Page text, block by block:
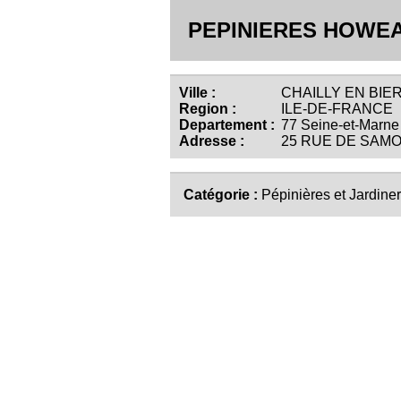
PEPINIERES
Ville :
CHAILLY EN
Region :
ILE-DE-FRANCE
Departement : 77 Seine-et-Marne
Adresse :
25 RUE DE
Catégorie : Pépinières et